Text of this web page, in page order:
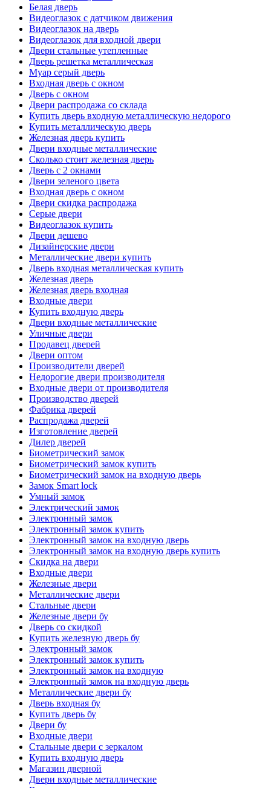
Белая дверь
Видеоглазок с датчиком движения
Видеоглазок на дверь
Видеоглазок для входной двери
Двери стальные утепленные
Дверь решетка металлическая
Муар серый дверь
Входная дверь с окном
Дверь с окном
Двери распродажа со склада
Купить дверь входную металлическую недорого
Купить металлическую дверь
Железная дверь купить
Двери входные металлические
Сколько стоит железная дверь
Дверь с 2 окнами
Двери зеленого цвета
Входная дверь с окном
Двери скидка распродажа
Серые двери
Видеоглазок купить
Двери дешево
Дизайнерские двери
Металлические двери купить
Дверь входная металлическая купить
Железная дверь
Железная дверь входная
Входные двери
Купить входную дверь
Двери входные металлические
Уличные двери
Продавец дверей
Двери оптом
Производители дверей
Недорогие двери производителя
Входные двери от производителя
Производство дверей
Фабрика дверей
Распродажа дверей
Изготовление дверей
Дилер дверей
Биометрический замок
Биометрический замок купить
Биометрический замок на входную дверь
Замок Smart lock
Умный замок
Электрический замок
Электронный замок
Электронный замок купить
Электронный замок на входную дверь
Электронный замок на входную дверь купить
Скидка на двери
Входные двери
Железные двери
Металлические двери
Стальные двери
Железные двери бу
Дверь со скидкой
Купить железную дверь бу
Электронный замок
Электронный замок купить
Электронный замок на входную
Электронный замок на входную дверь
Металлические двери бу
Дверь входная бу
Купить дверь бу
Двери бу
Входные двери
Стальные двери с зеркалом
Купить входную дверь
Магазин дверной
Двери входные металлические